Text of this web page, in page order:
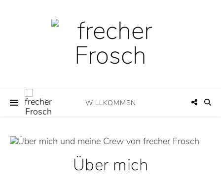
WILLKOMMEN
Über mich